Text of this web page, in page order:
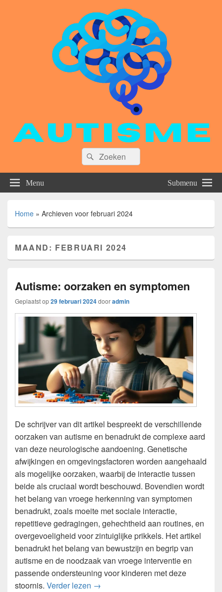
Zoeken
naar:
Zoeken
Menu Submenu
Home » Archieven voor februari 2024
MAAND: FEBRUARI 2024
Autisme: oorzaken en symptomen
Geplaatst op29 februari 2024dooradmin
De schrijver van dit artikel bespreekt de verschillende
oorzaken van autisme en benadrukt de complexe aard
van deze neurologische aandoening. Genetische
afwijkingen en omgevingsfactoren worden aangehaald
als mogelijke oorzaken, waarbij de interactie tussen
beide als cruciaal wordt beschouwd. Bovendien wordt
het belang van vroege herkenning van symptomen
benadrukt, zoals moeite met sociale interactie,
repetitieve gedragingen, gehechtheid aan routines, en
overgevoeligheid voor zintuiglijke prikkels. Het artikel
benadrukt het belang van bewustzijn en begrip van
autisme en de noodzaak van vroege interventie en
passende ondersteuning voor kinderen met deze
stoornis. Verder lezen Autisme: oorzaken en symptomen
→